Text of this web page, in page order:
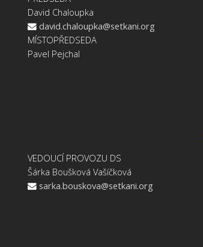
David Chaloupka
david.chaloupka@setkani.org
MÍSTOPŘEDSEDA
Pavel Pejchal
VEDOUCÍ PROVOZU DS
Šárka Boušková Vašíčková
sarka.bouskova@setkani.org